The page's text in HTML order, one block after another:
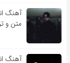
متن و